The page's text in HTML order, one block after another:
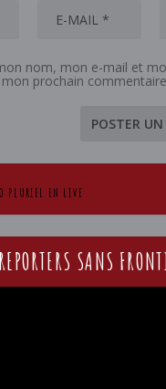
nom, mon e-mail et
prochain
PLURIEL EN LIVE
SANS